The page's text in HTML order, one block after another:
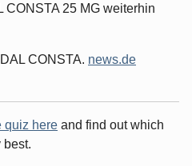
25 MG weiterhin
CONSTA. news.de
quiz here and find out which
best.